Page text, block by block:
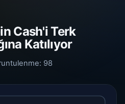
Cash'i Terk
Katılıyor
98